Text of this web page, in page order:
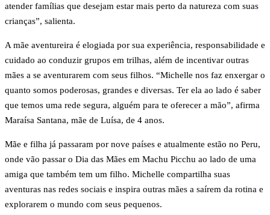
atender famílias que desejam estar mais perto da natureza com suas
crianças”, salienta.
A mãe aventureira é elogiada por sua experiência, responsabilidade e
cuidado ao conduzir grupos em trilhas, além de incentivar outras
mães a se aventurarem com seus filhos. “Michelle nos faz enxergar o
quanto somos poderosas, grandes e diversas. Ter ela ao lado é saber
que temos uma rede segura, alguém para te oferecer a mão”, afirma
Maraísa Santana, mãe de Luísa, de 4 anos.
Mãe e filha já passaram por nove países e atualmente estão no Peru,
onde vão passar o Dia das Mães em Machu Picchu ao lado de uma
amiga que também tem um filho. Michelle compartilha suas
aventuras nas redes sociais e inspira outras mães a saírem da rotina e
explorarem o mundo com seus pequenos.